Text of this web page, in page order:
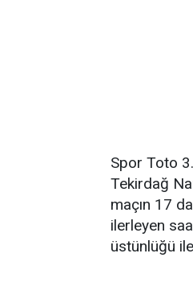
Spor Toto
Tekirdağ
maçın 17
ilerleyen
üstünlüğü